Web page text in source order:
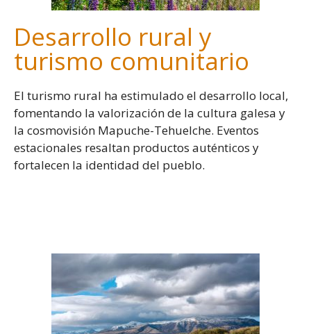
Desarrollo rural y
turismo comunitario
El turismo rural ha estimulado el desarrollo local,
fomentando la valorización de la cultura galesa y
la cosmovisión Mapuche-Tehuelche. Eventos
estacionales resaltan productos auténticos y
fortalecen la identidad del pueblo.